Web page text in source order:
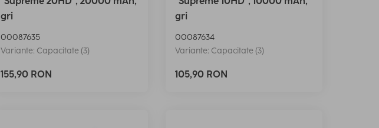
gri
00087635
Variante: Capacitate (3)
155,90 RON
gri
00087634
Variante: Capacitate (3)
105,90 RON